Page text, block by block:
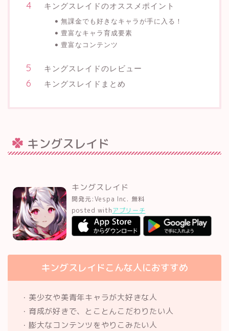
キングスレイドのオススメポイント
無課金でも好きなキャラが手に入る！
豊富なキャラ育成要素
豊富なコンテンツ
キングスレイドのレビュー
キングスレイドまとめ
キングスレイド
キングスレイド
開発元:Vespa Inc. 無料
posted withアプリーチ
キングスレイドこんな人におすすめ
・美少女や美青年キャラが大好きな人
・育成が好きで、とことんこだわりたい人
・膨大なコンテンツをやりこみたい人